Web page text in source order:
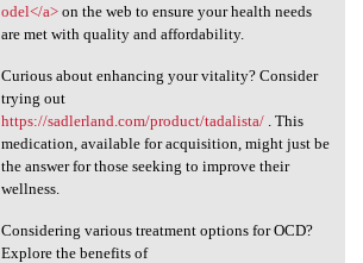
odel</a>on the web to ensure your health needs
are met with quality and affordability.
Curious about enhancing your vitality? Consider
trying out
https://sadlerland.com/product/tadalista/. This
medication, available for acquisition, might just be
the answer for those seeking to improve their
wellness.
Considering various treatment options for OCD?
Explore the benefits of